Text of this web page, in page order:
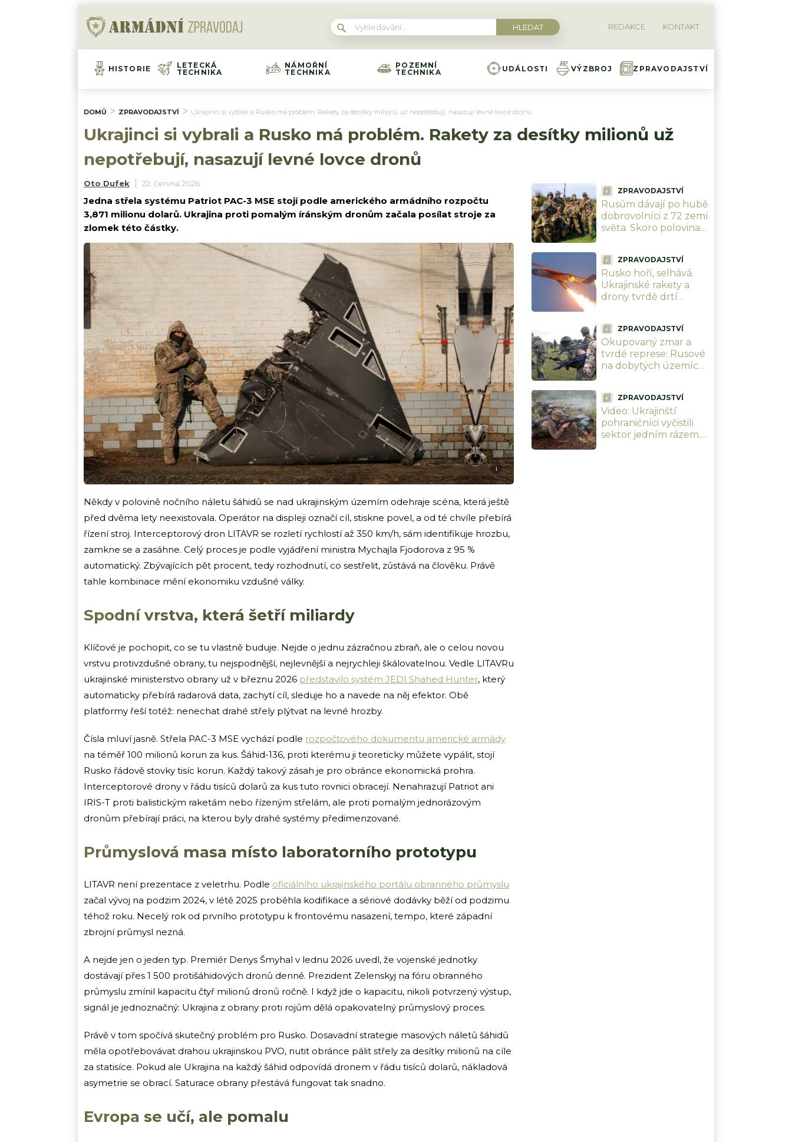
REDAKCE KONTAKT
HISTORIE
LETECKÁ
TECHNIKA
NÁMOŘNÍ
TECHNIKA
POZEMNÍ
TECHNIKA
UDÁLOSTI VÝZBROJ ZPRAVODAJSTVÍ
DOMŮ ZPRAVODAJSTVÍ Ukrajinci si vybrali a Rusko má problém. Rakety za desítky milionů už nepotřebují, nasazují levné lovce dronů
Ukrajinci si vybrali a Rusko má problém. Rakety za desítky milionů už
nepotřebují, nasazují levné lovce dronů
Oto Dufek 22. června 2026
Jedna střela systému Patriot PAC-3 MSE stojí podle amerického armádního rozpočtu
3,871 milionu dolarů. Ukrajina proti pomalým íránským dronům začala posílat stroje za
zlomek této částky.
i
Někdy v polovině nočního náletu šáhidů se nad ukrajinským územím odehraje scéna, která ještě
před dvěma lety neexistovala. Operátor na displeji označí cíl, stiskne povel, a od té chvíle přebírá
řízení stroj. Interceptorový dron LITAVR se rozletí rychlostí až 350 km/h, sám identifikuje hrozbu,
zamkne se a zasáhne. Celý proces je podle vyjádření ministra Mychajla Fjodorova z 95 %
automatický. Zbývajících pět procent, tedy rozhodnutí, co sestřelit, zůstává na člověku. Právě
tahle kombinace mění ekonomiku vzdušné války.
Spodní vrstva, která šetří miliardy
Klíčové je pochopit, co se tu vlastně buduje. Nejde o jednu zázračnou zbraň, ale o celou novou
vrstvu protivzdušné obrany, tu nejspodnější, nejlevnější a nejrychleji škálovatelnou. Vedle LITAVRu
ukrajinské ministerstvo obrany už v březnu 2026 představilo systém JEDI Shahed Hunter, který
automaticky přebírá radarová data, zachytí cíl, sleduje ho a navede na něj efektor. Obě
platformy řeší totéž: nenechat drahé střely plýtvat na levné hrozby.
Čísla mluví jasně. Střela PAC-3 MSE vychází podle rozpočtového dokumentu americké armády
na téměř 100 milionů korun za kus. Šáhid-136, proti kterému ji teoreticky můžete vypálit, stojí
Rusko řádově stovky tisíc korun. Každý takový zásah je pro obránce ekonomická prohra.
Interceptorové drony v řádu tisíců dolarů za kus tuto rovnici obracejí. Nenahrazují Patriot ani
IRIS-T proti balistickým raketám nebo řízeným střelám, ale proti pomalým jednorázovým
dronům přebírají práci, na kterou byly drahé systémy předimenzované.
Průmyslová masa místo laboratorního prototypu
LITAVR není prezentace z veletrhu. Podle oficiálního ukrajinského portálu obranného průmyslu
začal vývoj na podzim 2024, v létě 2025 proběhla kodifikace a sériové dodávky běží od podzimu
téhož roku. Necelý rok od prvního prototypu k frontovému nasazení, tempo, které západní
zbrojní průmysl nezná.
A nejde jen o jeden typ. Premiér Denys Šmyhal v lednu 2026 uvedl, že vojenské jednotky
dostávají přes 1 500 protišáhidových dronů denně. Prezident Zelenskyj na fóru obranného
průmyslu zmínil kapacitu čtyř milionů dronů ročně. I když jde o kapacitu, nikoli potvrzený výstup,
signál je jednoznačný: Ukrajina z obrany proti rojům dělá opakovatelný průmyslový proces.
Právě v tom spočívá skutečný problém pro Rusko. Dosavadní strategie masových náletů šáhidů
měla opotřebovávat drahou ukrajinskou PVO, nutit obránce pálit střely za desítky milionů na cíle
za statisíce. Pokud ale Ukrajina na každý šáhid odpovídá dronem v řádu tisíců dolarů, nákladová
asymetrie se obrací. Saturace obrany přestává fungovat tak snadno.
Evropa se učí, ale pomalu
ZPRAVODAJSTVÍ
Rusům dávají po hubě
dobrovolníci z 72 zemí
světa. Skoro polovina
ZPRAVODAJSTVÍ
Rusko hoří, selhává.
Ukrajinské rakety a
drony tvrdě drtí
infrastrukturu, vojáci
se nehnou
ZPRAVODAJSTVÍ
Okupovaný zmar a
tvrdé represe: Rusové
na dobytých územích
elektřiny i vody
ZPRAVODAJSTVÍ
Video: Ukrajinští
pohraničníci vyčistili
sektor jedním rázem.